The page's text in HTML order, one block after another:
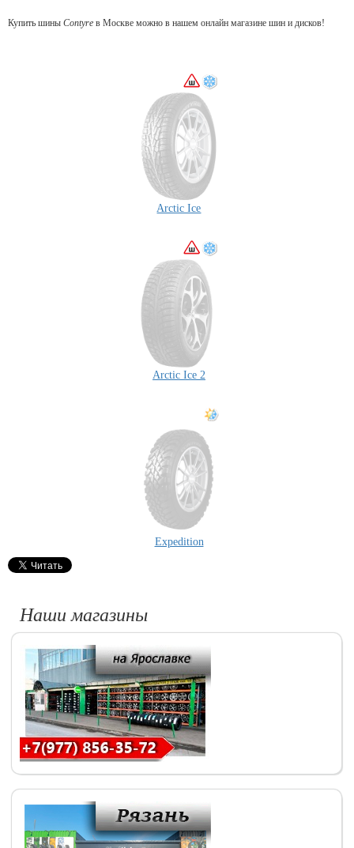
Купить шины Contyre в Москве можно в нашем онлайн магазине шин и дисков!
Arctic Ice
Arctic Ice 2
Expedition
Наши магазины